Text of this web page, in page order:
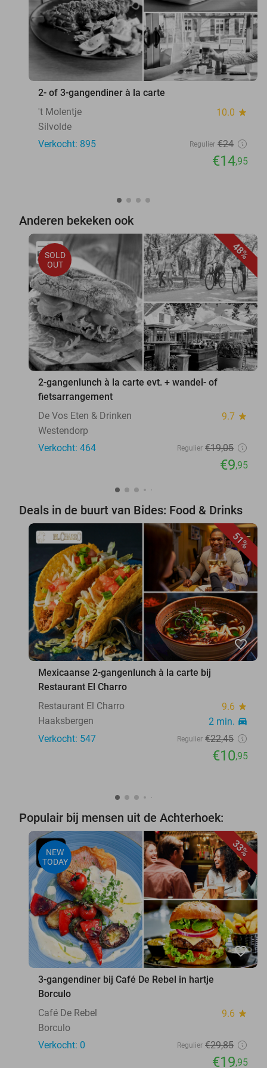
2- of 3-gangendiner à la carte
't Molentje
10.0 star
Silvolde
Verkocht: 895
Regulier €24
€14,95
Anderen bekeken ook
48%
SOLD
OUT
2-gangenlunch à la carte evt. + wandel- of
fietsarrangement
De Vos Eten & Drinken
9.7 star
Westendorp
Verkocht: 464
Regulier €19,05
€9,95
Deals in de buurt van Bides: Food & Drinks
51%
favorite_border
Mexicaanse 2-gangenlunch à la carte bij
Restaurant El Charro
Restaurant El Charro
9.6 star
Haaksbergen 2 min. directions_car
Verkocht: 547 Regulier €22,45
€10,95
Populair bij mensen uit de Achterhoek:
33%
NEW
TODAY
favorite_border
3-gangendiner bij Café De Rebel in hartje
Borculo
Café De Rebel
9.6 star
Borculo
Verkocht: 0
Regulier €29,85
€19,95